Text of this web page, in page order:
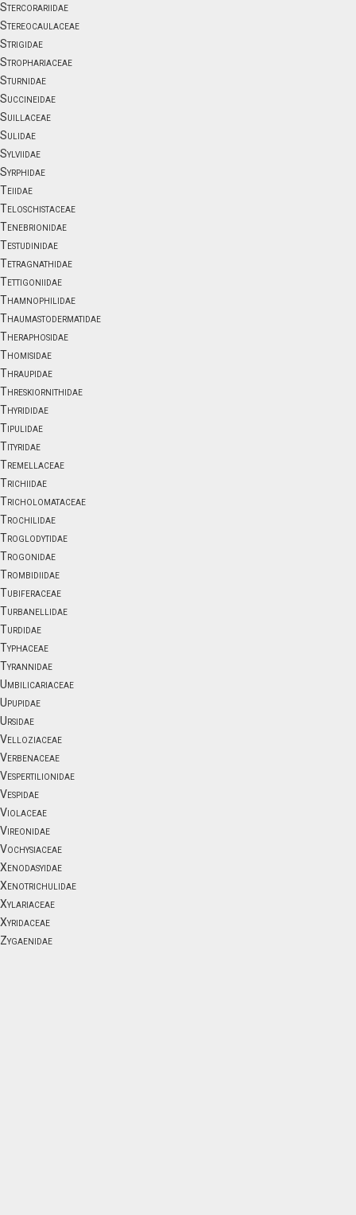
Stercorariidae
Stereocaulaceae
Strigidae
Strophariaceae
Sturnidae
Succineidae
Suillaceae
Sulidae
Sylviidae
Syrphidae
Teiidae
Teloschistaceae
Tenebrionidae
Testudinidae
Tetragnathidae
Tettigoniidae
Thamnophilidae
Thaumastodermatidae
Theraphosidae
Thomisidae
Thraupidae
Threskiornithidae
Thyrididae
Tipulidae
Tityridae
Tremellaceae
Trichiidae
Tricholomataceae
Trochilidae
Troglodytidae
Trogonidae
Trombidiidae
Tubiferaceae
Turbanellidae
Turdidae
Typhaceae
Tyrannidae
Umbilicariaceae
Upupidae
Ursidae
Velloziaceae
Verbenaceae
Vespertilionidae
Vespidae
Violaceae
Vireonidae
Vochysiaceae
Xenodasyidae
Xenotrichulidae
Xylariaceae
Xyridaceae
Zygaenidae